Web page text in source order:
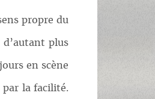
propre du
plus
en scène
par la facilité.